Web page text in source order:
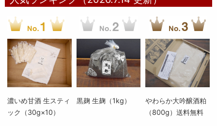
濃いめ甘酒 生スティ
ック（30g×10）
黒麹 生麹（1kg）
やわらか大吟醸酒粕
（800g）送料無料